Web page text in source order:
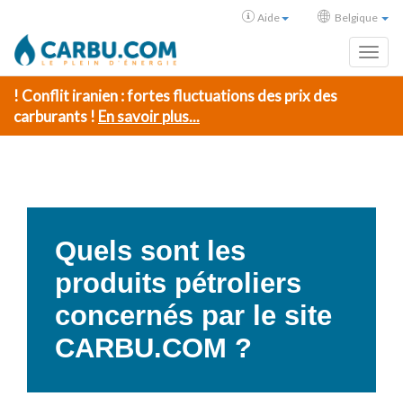
Aide Belgique
! Conflit iranien : fortes fluctuations des prix des
carburants ! En savoir plus...
Quels sont les
produits pétroliers
concernés par le site
CARBU.COM ?